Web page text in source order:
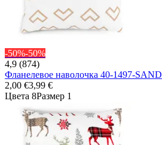
-50%-50%
4,9 (874)
Фланелевое наволочка 40-1497-SAND
2,00 €3,99 €
Цвета 8Размер 1